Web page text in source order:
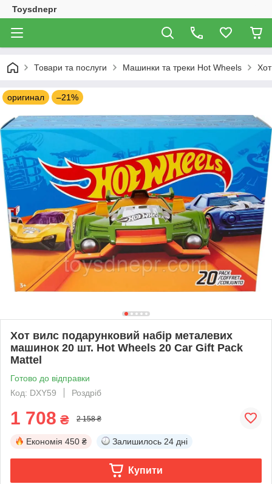
Toysdnepr
Товари та послуги Машинки та треки Hot Wheels
оригинал –21%
Хот вилс подарунковий набір металевих
машинок 20 шт. Hot Wheels 20 Car Gift Pack
Mattel
Готово до відправки
Код: ‎DXY59
Роздріб
1 708 ₴ 2 158 ₴
Економія 450 ₴ Залишилось 24 дні
Купити